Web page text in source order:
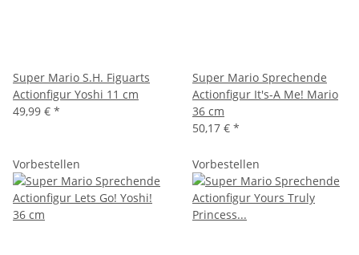
Super Mario S.H. Figuarts
Actionfigur Yoshi 11 cm
49,99 € *
Super Mario Sprechende
Actionfigur It's-A Me! Mario
36 cm
50,17 € *
Vorbestellen Vorbestellen